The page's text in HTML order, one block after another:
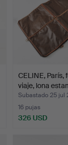
CELINE, París,
viaje, lona
Subastado 25 jul
16 pujas
326 USD